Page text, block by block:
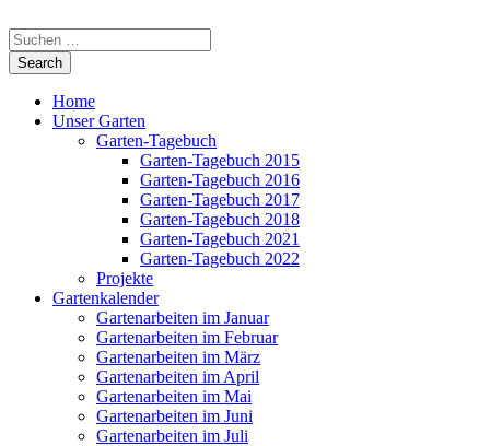
Home
Unser Garten
Garten-Tagebuch
Garten-Tagebuch 2015
Garten-Tagebuch 2016
Garten-Tagebuch 2017
Garten-Tagebuch 2018
Garten-Tagebuch 2021
Garten-Tagebuch 2022
Projekte
Gartenkalender
Gartenarbeiten im Januar
Gartenarbeiten im Februar
Gartenarbeiten im März
Gartenarbeiten im April
Gartenarbeiten im Mai
Gartenarbeiten im Juni
Gartenarbeiten im Juli